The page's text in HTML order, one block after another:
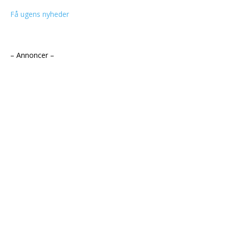
Få ugens nyheder
– Annoncer –